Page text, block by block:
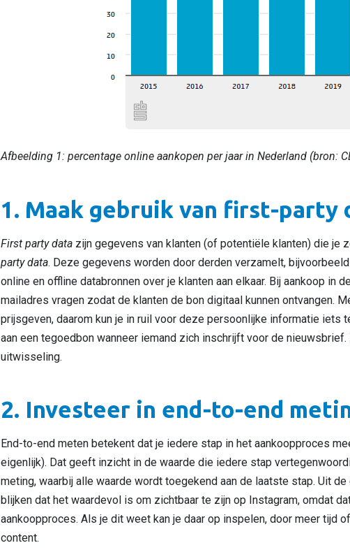
Afbeelding 1: percentage online aankopen per jaar in Nederland (bron:
1. Maak gebruik van first-party
First party data zijn gegevens van klanten (of potentiële klanten) die je
party data. Deze gegevens worden door derden verzamelt,
online en offline databronnen over je klanten aan elkaar. Bij aankoop in
mailadres vragen zodat de klanten de bon digitaal kunnen ontvangen.
prijsgeven, daarom kun je in ruil voor deze persoonlijke informatie iets
aan een tegoedbon wanneer iemand zich inschrijft voor de
uitwisseling.
2. Investeer in end-to-end
End-to-end meten betekent dat je iedere stap in het aankoopproces
eigenlijk). Dat geeft inzicht in de waarde die iedere stap
meting, waarbij alle waarde wordt toegekend aan de laatste stap. Uit
blijken dat het waardevol is om zichtbaar te zijn op Instagram, omdat
aankoopproces. Als je dit weet kan je daar op inspelen, door meer tijd
content.